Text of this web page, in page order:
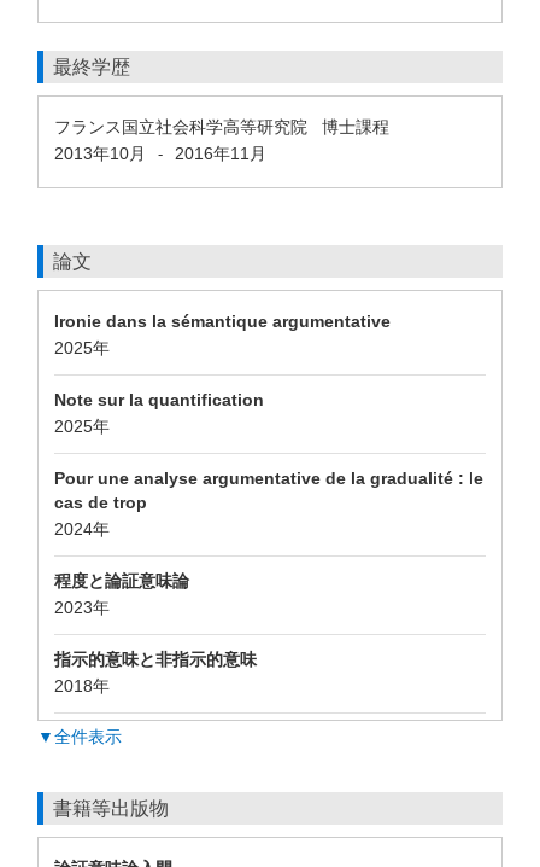
最終学歴
フランス国立社会科学高等研究院 博士課程
2013年10月
- 2016年11月
論文
Ironie dans la sémantique argumentative
2025年
Note sur la quantification
2025年
Pour une analyse argumentative de la gradualité : le
cas de trop
2024年
程度と論証意味論
2023年
指示的意味と非指示的意味
2018年
▼全件表示
書籍等出版物